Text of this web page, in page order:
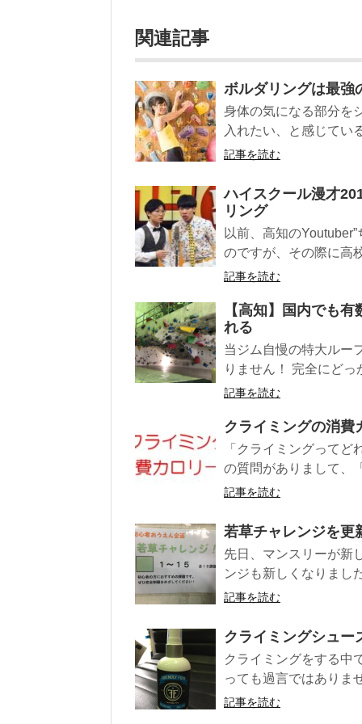
関連記事
ボルダリングは最強
身体の気になる部分を
入れたい、と感じてい
記事を読む
ハイスクール漫才
リング
以前、高知の
のですが、その際に高
記事を読む
【高知】国内でも
れる
当ジム自慢の特大ルー
りません！ 完全にど
記事を読む
クライミングの消費
「クライミングって
の質問がありまして、
記事を読む
若草チャレンジを更
先日、マンスリーが新
ンジも新しくなりまし
記事を読む
クライミングシュー
クライミングをする中
っても過言ではありま
記事を読む